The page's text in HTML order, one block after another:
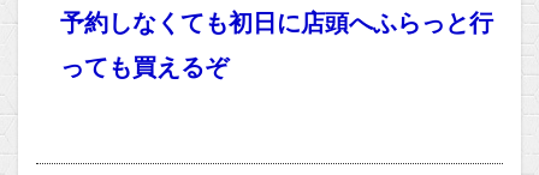
予約しなくても初日に店頭へふらっと行
っても買えるぞ